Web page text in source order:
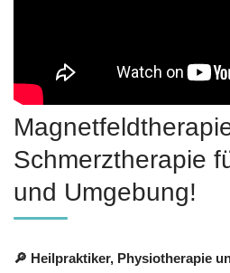
Schmerztherapie
und Umgebung!
🔎 Heilpraktiker, Physiotherapie